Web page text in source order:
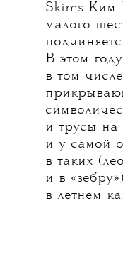
Skims Ким
малого
В этом
в том
и трусы на
и у самой
в таких
и в
в летнем